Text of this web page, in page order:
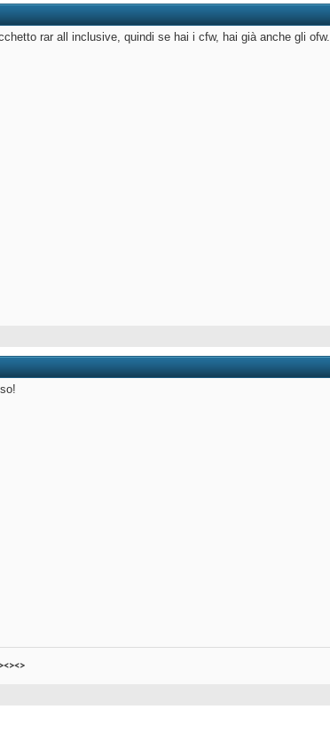
rar all inclusive, quindi se hai i cfw, hai già anche gli ofw.